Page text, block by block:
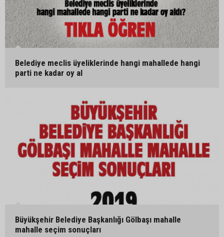
Belediye meclis üyeliklerinde hangi mahallede hangi
parti ne kadar oy al
Büyükşehir Belediye Başkanlığı Gölbaşı mahalle
mahalle seçim sonuçları